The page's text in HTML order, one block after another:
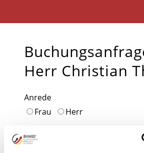
Herr Christian
Anrede
Frau
Herr
Vorname*